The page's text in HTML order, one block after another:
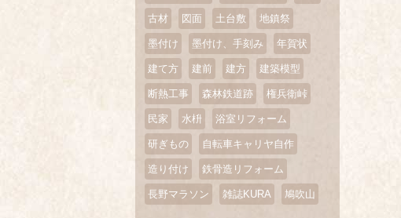
古材 図面 土台敷 地鎮祭
墨付け 墨付け、手刻み 年賀状
建て方 建前 建方 建築模型
断熱工事 森林鉄道跡 権兵衛峠
民家 水枡 浴室リフォーム
研ぎもの 自転車キャリヤ自作
造り付け 鉄骨造リフォーム
長野マラソン 雑誌KURA 鳩吹山